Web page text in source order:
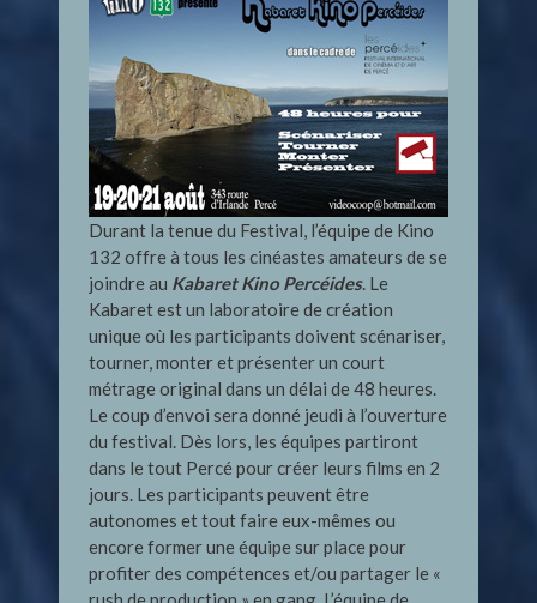
Durant la tenue du Festival, l’équipe de Kino
132 offre à tous les cinéastes amateurs de se
joindre au Kabaret Kino Percéides. Le
Kabaret est un laboratoire de création
unique où les participants doivent scénariser,
tourner, monter et présenter un court
métrage original dans un délai de 48 heures.
Le coup d’envoi sera donné jeudi à l’ouverture
du festival. Dès lors, les équipes partiront
dans le tout Percé pour créer leurs films en 2
jours. Les participants peuvent être
autonomes et tout faire eux-mêmes ou
encore former une équipe sur place pour
profiter des compétences et/ou partager le «